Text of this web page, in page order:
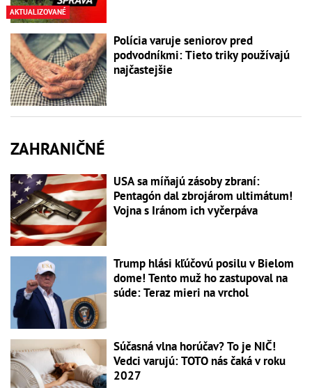
AKTUALIZOVANÉ
Polícia varuje seniorov pred
podvodníkmi: Tieto triky používajú
najčastejšie
ZAHRANIČNÉ
USA sa míňajú zásoby zbraní:
Pentagón dal zbrojárom ultimátum!
Vojna s Iránom ich vyčerpáva
Trump hlási kľúčovú posilu v Bielom
dome! Tento muž ho zastupoval na
súde: Teraz mieri na vrchol
Súčasná vlna horúčav? To je NIČ!
Vedci varujú: TOTO nás čaká v roku
2027